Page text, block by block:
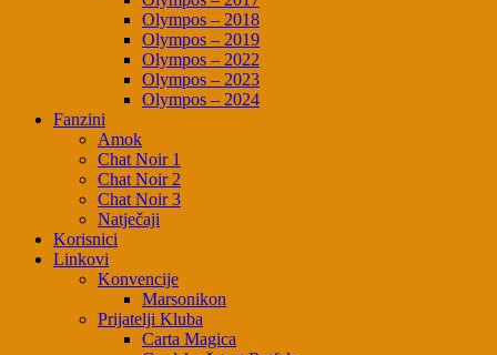
Olympos – 2018
Olympos – 2019
Olympos – 2022
Olympos – 2023
Olympos – 2024
Fanzini
Amok
Chat Noir 1
Chat Noir 2
Chat Noir 3
Natječaji
Korisnici
Linkovi
Konvencije
Marsonikon
Prijatelji Kluba
Carta Magica